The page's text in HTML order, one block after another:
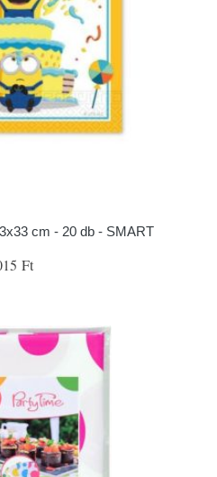
cm - 20 db - SMART
Ft